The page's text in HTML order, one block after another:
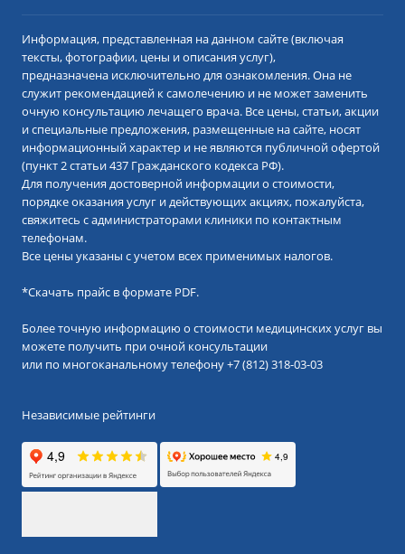
Информация, представленная на данном сайте (включая
тексты, фотографии, цены и описания услуг),
предназначена исключительно для ознакомления. Она не
служит рекомендацией к самолечению и не может заменить
очную консультацию лечащего врача. Все цены, статьи, акции
и специальные предложения, размещенные на сайте, носят
информационный характер и не являются публичной офертой
(пункт 2 статьи 437 Гражданского кодекса РФ).
Для получения достоверной информации о стоимости,
порядке оказания услуг и действующих акциях, пожалуйста,
свяжитесь с администраторами клиники по контактным
телефонам.
Все цены указаны с учетом всех применимых налогов.
*Скачать прайс в формате PDF.
Более точную информацию о стоимости медицинских услуг вы
можете получить при очной консультации
или по многоканальному телефону+7 (812) 318-03-03
Независимые рейтинги